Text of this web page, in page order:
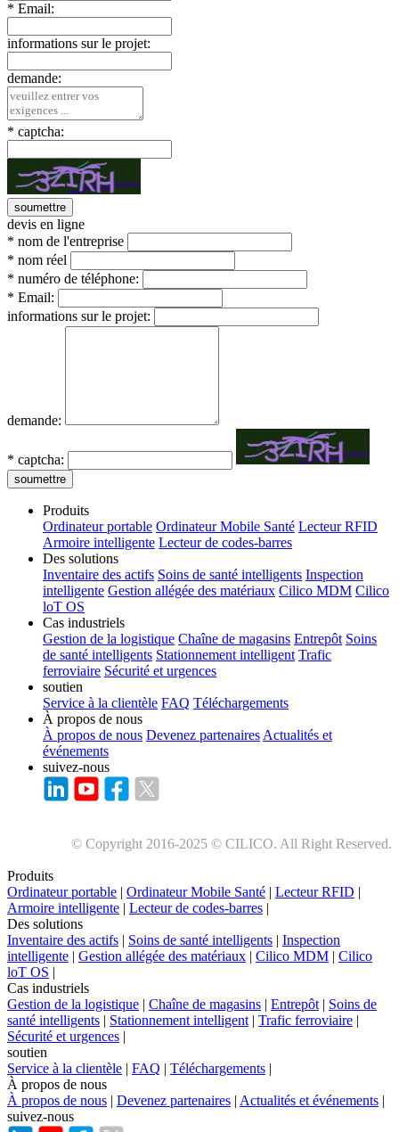
* Email:
informations sur le projet:
demande:
* captcha:
devis en ligne
* nom de l'entreprise
* nom réel
* numéro de téléphone:
* Email:
informations sur le projet:
demande:
* captcha:
soumettre
Produits
Ordinateur portable Ordinateur Mobile Santé Lecteur RFID
Armoire intelligente Lecteur de codes-barres
Des solutions
Inventaire des actifs Soins de santé intelligents Inspection
intelligente Gestion allégée des matériaux Cilico MDM Cilico
loT OS
Cas industriels
Gestion de la logistique Chaîne de magasins Entrepôt Soins
de santé intelligents Stationnement intelligent Trafic
ferroviaire Sécurité et urgences
soutien
Service à la clientèle FAQ Téléchargements
À propos de nous
À propos de nous Devenez partenaires Actualités et
événements
suivez-nous
© Copyright 2016-2025 © CILICO. All Right Reserved.
Produits
Ordinateur portable | Ordinateur Mobile Santé | Lecteur RFID |
Armoire intelligente | Lecteur de codes-barres |
Des solutions
Inventaire des actifs | Soins de santé intelligents | Inspection
intelligente | Gestion allégée des matériaux | Cilico MDM | Cilico
loT OS |
Cas industriels
Gestion de la logistique | Chaîne de magasins | Entrepôt | Soins de
santé intelligents | Stationnement intelligent | Trafic ferroviaire |
Sécurité et urgences |
soutien
Service à la clientèle | FAQ | Téléchargements |
À propos de nous
À propos de nous | Devenez partenaires | Actualités et événements |
suivez-nous